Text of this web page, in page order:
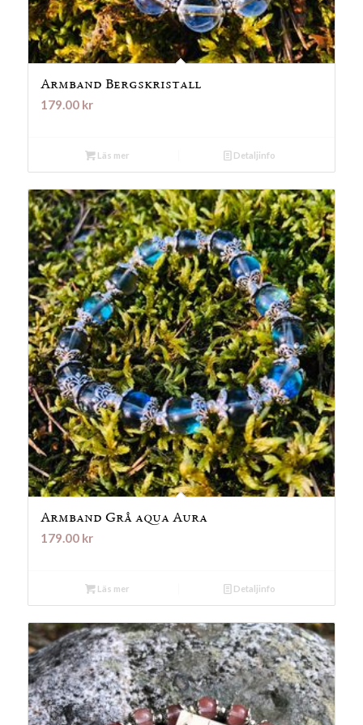
Armband Bergskristall
179.00 kr
Läs mer Detaljinfo
Armband Grå aqua Aura
179.00 kr
Läs mer Detaljinfo